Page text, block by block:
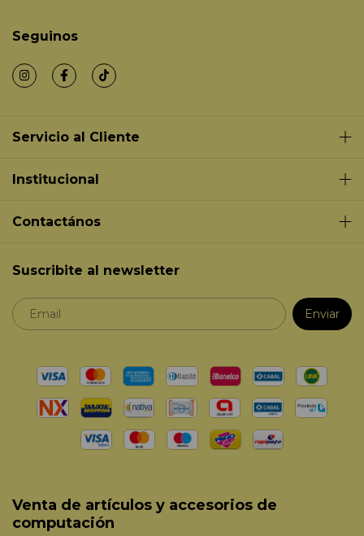
Seguinos
Servicio al Cliente
Institucional
Contactános
Suscribite al newsletter
Venta de artículos y accesorios de
computación